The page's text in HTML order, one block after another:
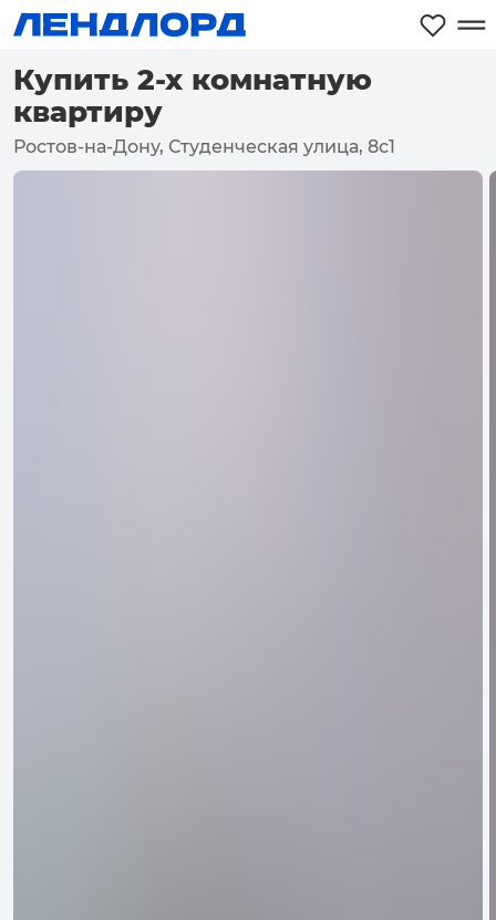
Купить 2-х комнатную
квартиру
Ростов-на-Дону, Студенческая улица, 8с1